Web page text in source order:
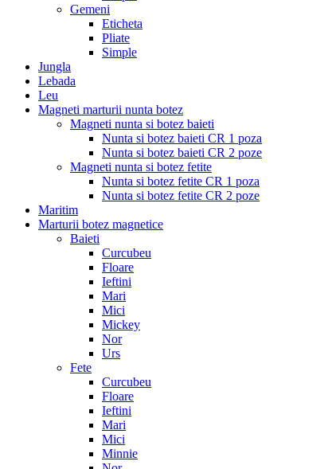
Gemeni
Eticheta
Pliate
Simple
Jungla
Lebada
Leu
Magneti marturii nunta botez
Magneti nunta si botez baieti
Nunta si botez baieti CR 1 poza
Nunta si botez baieti CR 2 poze
Magneti nunta si botez fetite
Nunta si botez fetite CR 1 poza
Nunta si botez fetite CR 2 poze
Maritim
Marturii botez magnetice
Baieti
Curcubeu
Floare
Ieftini
Mari
Mici
Mickey
Nor
Urs
Fete
Curcubeu
Floare
Ieftini
Mari
Mici
Minnie